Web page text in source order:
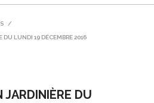
/
DU LUNDI 19 DÉCEMBRE 2016
JARDINIÈRE DU